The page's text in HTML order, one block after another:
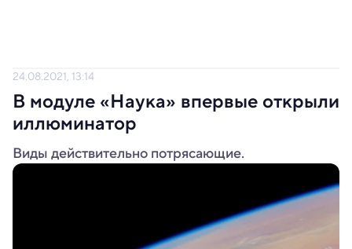
24.08.2021, 13:14
В модуле «Наука» впервые открыли
иллюминатор
Виды действительно потрясающие.